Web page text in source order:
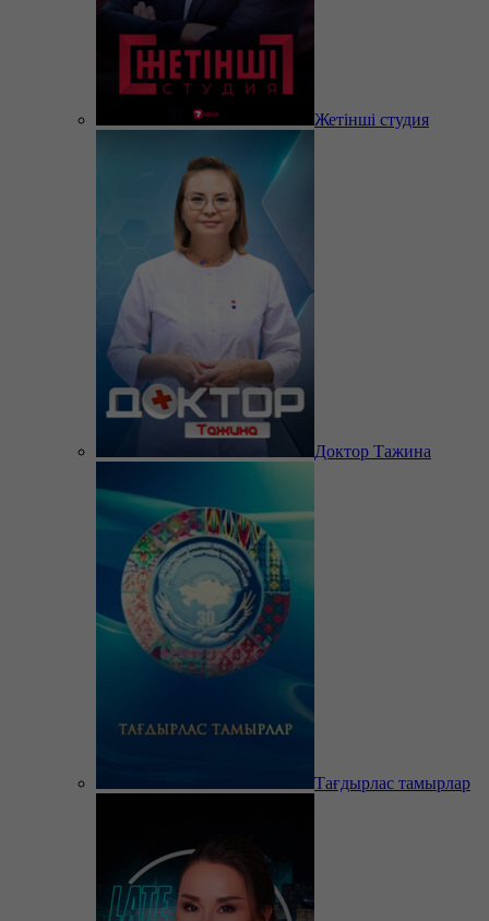
Жетінші студия
Доктор Тажина
Тағдырлас тамырлар